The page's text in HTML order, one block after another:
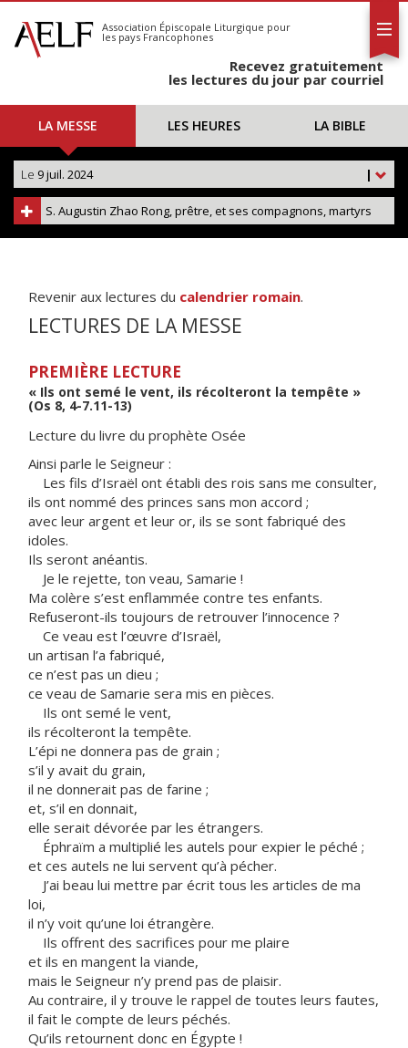
S'abonner
Calendrier
Association Épiscopale Liturgique pour
les pays Francophones
Recevez gratuitement
les lectures du jour par courriel
LA MESSE LES HEURES LA BIBLE
|
Le 9 juil. 2024
S. Augustin Zhao Rong, prêtre, et ses compagnons, martyrs
Revenir aux lectures du calendrier romain.
LECTURES DE LA MESSE
PREMIÈRE LECTURE
« Ils ont semé le vent, ils récolteront la tempête »
(Os 8, 4-7.11-13)
Lecture du livre du prophète Osée
Ainsi parle le Seigneur :
Les fils d’Israël ont établi des rois sans me consulter,
ils ont nommé des princes sans mon accord ;
avec leur argent et leur or, ils se sont fabriqué des
idoles.
Ils seront anéantis.
Je le rejette, ton veau, Samarie !
Ma colère s’est enflammée contre tes enfants.
Refuseront-ils toujours de retrouver l’innocence ?
Ce veau est l’œuvre d’Israël,
un artisan l’a fabriqué,
ce n’est pas un dieu ;
ce veau de Samarie sera mis en pièces.
Ils ont semé le vent,
ils récolteront la tempête.
L’épi ne donnera pas de grain ;
s’il y avait du grain,
il ne donnerait pas de farine ;
et, s’il en donnait,
elle serait dévorée par les étrangers.
Éphraïm a multiplié les autels pour expier le péché ;
et ces autels ne lui servent qu’à pécher.
J’ai beau lui mettre par écrit tous les articles de ma
loi,
il n’y voit qu’une loi étrangère.
Ils offrent des sacrifices pour me plaire
et ils en mangent la viande,
mais le Seigneur n’y prend pas de plaisir.
Au contraire, il y trouve le rappel de toutes leurs fautes,
il fait le compte de leurs péchés.
Qu’ils retournent donc en Égypte !